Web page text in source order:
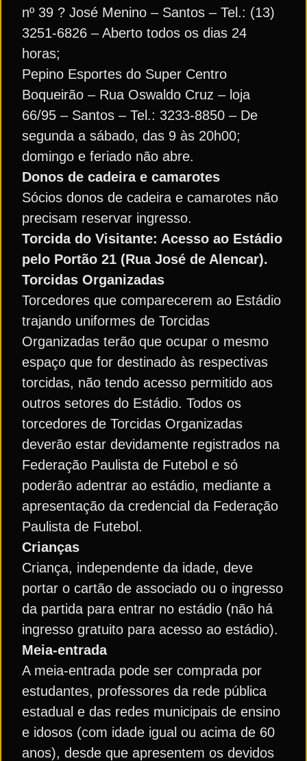
nº 39 ? José Menino – Santos – Tel.: (13)
3251-6826 – Aberto todos os dias 24
horas;
Pepino Esportes do Super Centro
Boqueirão – Rua Oswaldo Cruz – loja
66/95 – Santos – Tel.: 3233-8850 – De
segunda a sábado, das 9 às 20h00;
domingo e feriado não abre.
Donos de cadeira e camarotes
Sócios donos de cadeira e camarotes não
precisam reservar ingresso.
Torcida do Visitante: Acesso ao Estádio
pelo Portão 21 (Rua José de Alencar).
Torcidas Organizadas
Torcedores que comparecerem ao Estádio
trajando uniformes de Torcidas
Organizadas terão que ocupar o mesmo
espaço que for destinado às respectivas
torcidas, não tendo acesso permitido aos
outros setores do Estádio. Todos os
torcedores de Torcidas Organizadas
deverão estar devidamente registrados na
Federação Paulista de Futebol e só
poderão adentrar ao estádio, mediante a
apresentação da credencial da Federação
Paulista de Futebol.
Crianças
Criança, independente da idade, deve
portar o cartão de associado ou o ingresso
da partida para entrar no estádio (não há
ingresso gratuito para acesso ao estádio).
Meia-entrada
A meia-entrada pode ser comprada por
estudantes, professores da rede pública
estadual e das redes municipais de ensino
e idosos (com idade igual ou acima de 60
anos), desde que apresentem os devidos